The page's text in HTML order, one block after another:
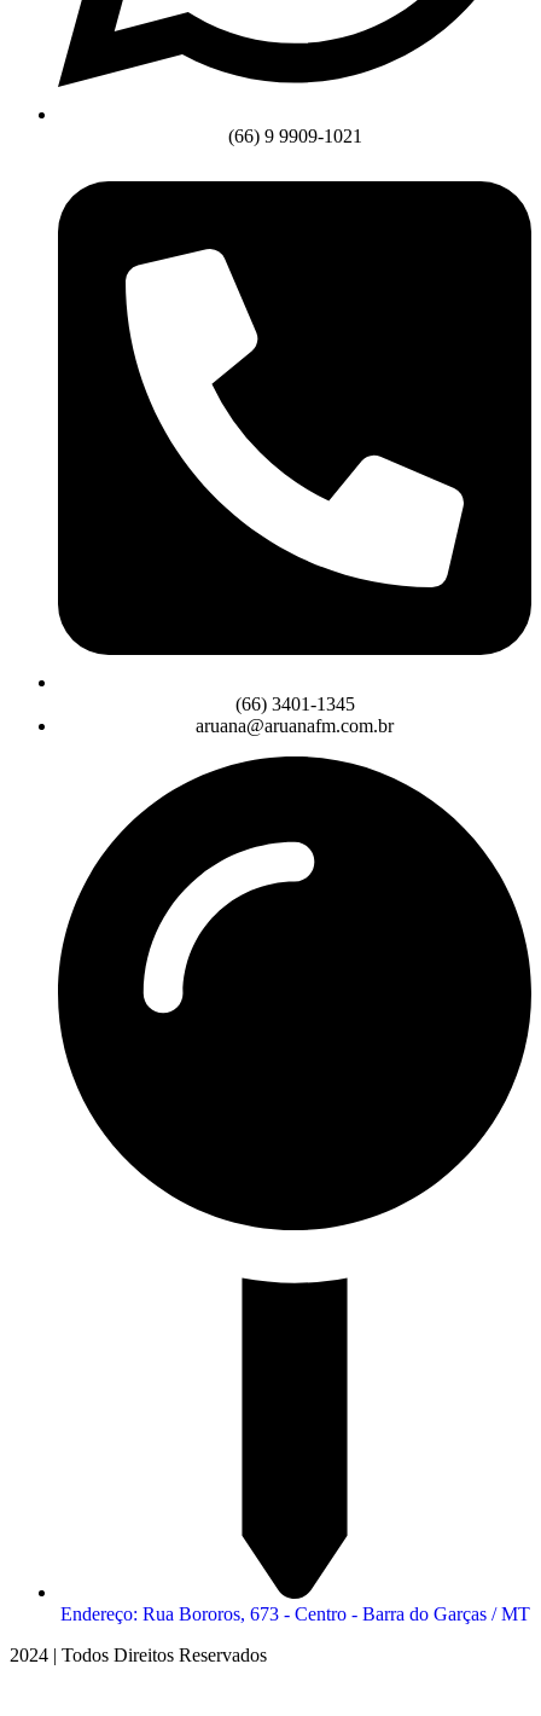
(66) 9 9909-1021
(66) 3401-1345
aruana@aruanafm.com.br
Endereço: Rua Bororos, 673 - Centro - Barra do Garças / MT
2024 | Todos Direitos Reservados